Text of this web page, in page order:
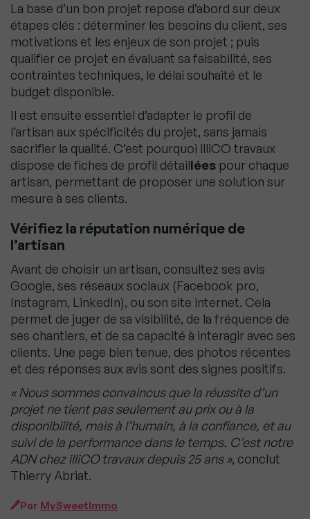
La base d’un bon projet repose d’abord sur deux
étapes clés : déterminer les besoins du client, ses
motivations et les enjeux de son projet ; puis
qualifier ce projet en évaluant sa faisabilité, ses
contraintes techniques, le délai souhaité et le
budget disponible.
Il est ensuite essentiel d’adapter le profil de
l’artisan aux spécificités du projet, sans jamais
sacrifier la qualité. C’est pourquoi illiCO travaux
dispose de fiches de profil détaillées pour chaque
artisan, permettant de proposer une solution sur
mesure à ses clients.
Vérifiez la réputation numérique de
l’artisan
Avant de choisir un artisan, consultez ses avis
Google, ses réseaux sociaux (Facebook pro,
Instagram, LinkedIn), ou son site internet. Cela
permet de juger de sa visibilité, de la fréquence de
ses chantiers, et de sa capacité à interagir avec ses
clients. Une page bien tenue, des photos récentes
et des réponses aux avis sont des signes positifs.
« Nous sommes convaincus que la réussite d’un
projet ne tient pas seulement au prix ou à la
disponibilité, mais à l’humain, à la confiance, et au
suivi de la performance dans le temps. C’est notre
ADN chez illiCO travaux depuis 25 ans », conclut
Thierry Abriat.
Par MySweetImmo